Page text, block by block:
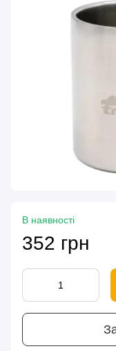
В наявності
352 грн